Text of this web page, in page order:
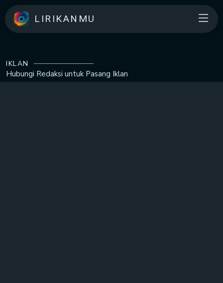
LIRIKANMU
IKLAN
Hubungi Redaksi untuk Pasang Iklan